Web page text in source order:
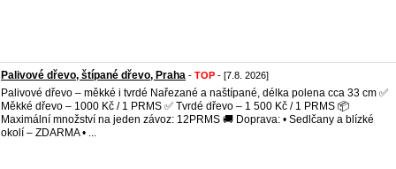
Palivové dřevo, štípané dřevo, Praha - TOP - [7.8. 2026]
Palivové dřevo – měkké i tvrdé Nařezané a naštípané, délka polena cca 33 cm ✅
Měkké dřevo – 1000 Kč / 1 PRMS ✅ Tvrdé dřevo – 1 500 Kč / 1 PRMS 📦
Maximální množství na jeden závoz: 12PRMS 🚚 Doprava: • Sedlčany a blízké
okolí – ZDARMA • ...